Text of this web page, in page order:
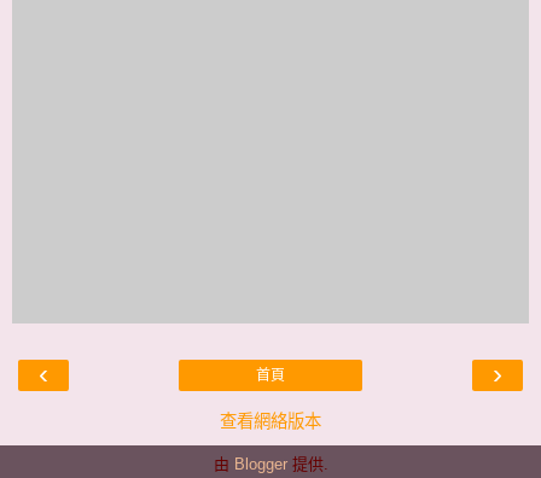
‹ ›
首頁
查看網絡版本
由 Blogger提供.